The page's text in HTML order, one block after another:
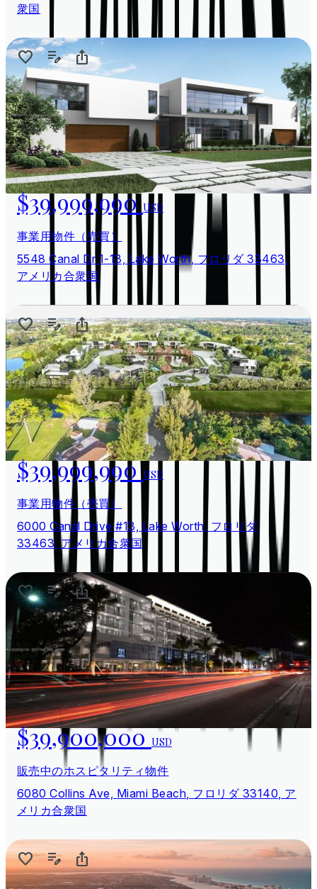
衆国
$39,999,990USD
事業用物件（売買）
5548 Canal Dr 1-13, Lake Worth, フロリダ 33463,
アメリカ合衆国
$39,999,990USD
事業用物件（売買）
6000 Canal Drive #13, Lake Worth, フロリダ
33463, アメリカ合衆国
$39,900,000USD
販売中のホスピタリティ物件
6080 Collins Ave, Miami Beach, フロリダ 33140, ア
メリカ合衆国